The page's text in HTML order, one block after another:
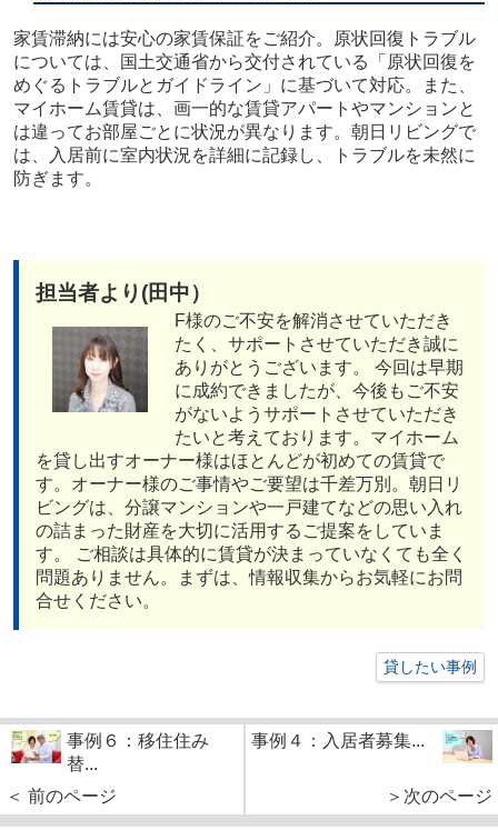
家賃滞納には安心の家賃保証をご紹介。原状回復トラブル
については、国土交通省から交付されている「原状回復を
めぐるトラブルとガイドライン」に基づいて対応。また、
マイホーム賃貸は、画一的な賃貸アパートやマンションと
は違ってお部屋ごとに状況が異なります。朝日リビングで
は、入居前に室内状況を詳細に記録し、トラブルを未然に
防ぎます。
担当者より(田中）
F様のご不安を解消させていただき
たく、サポートさせていただき誠に
ありがとうございます。 今回は早期
に成約できましたが、今後もご不安
がないようサポートさせていただき
たいと考えております。マイホーム
を貸し出すオーナー様はほとんどが初めての賃貸で
す。オーナー様のご事情やご要望は千差万別。朝日リ
ビングは、分譲マンションや一戸建てなどの思い入れ
の詰まった財産を大切に活用するご提案をしていま
す。 ご相談は具体的に賃貸が決まっていなくても全く
問題ありません。まずは、情報収集からお気軽にお問
合せください。
貸したい事例
事例６：移住住み
替...
＜ 前のページ
事例４：入居者募集...
＞次のページ